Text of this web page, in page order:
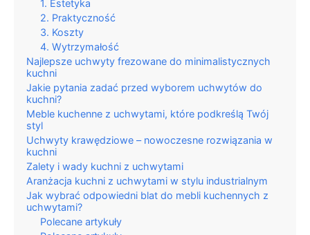
1. Estetyka
2. Praktyczność
3. Koszty
4. Wytrzymałość
Najlepsze uchwyty frezowane do minimalistycznych
kuchni
Jakie pytania zadać przed wyborem uchwytów do
kuchni?
Meble kuchenne z uchwytami, które podkreślą Twój
styl
Uchwyty krawędziowe – nowoczesne rozwiązania w
kuchni
Zalety i wady kuchni z uchwytami
Aranżacja kuchni z uchwytami w stylu industrialnym
Jak wybrać odpowiedni blat do mebli kuchennych z
uchwytami?
Polecane artykuły